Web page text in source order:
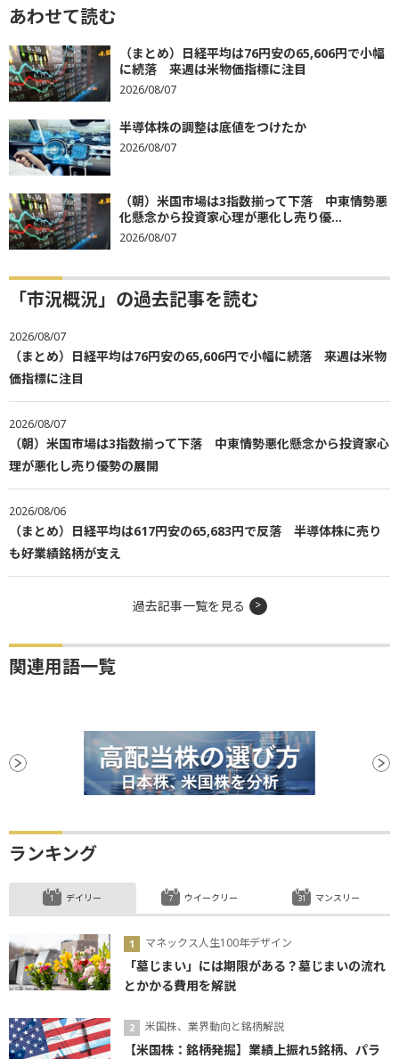
あわせて読む
（まとめ）日経平均は76円安の65,606円で小幅
に続落 来週は米物価指標に注目
2026/08/07
半導体株の調整は底値をつけたか
2026/08/07
（朝）米国市場は3指数揃って下落 中東情勢悪
化懸念から投資家心理が悪化し売り優...
2026/08/07
「市況概況」の過去記事を読む
2026/08/07
（まとめ）日経平均は76円安の65,606円で小幅に続落 来週は米物
価指標に注目
2026/08/07
（朝）米国市場は3指数揃って下落 中東情勢悪化懸念から投資家心
理が悪化し売り優勢の展開
2026/08/06
（まとめ）日経平均は617円安の65,683円で反落 半導体株に売り
も好業績銘柄が支え
過去記事一覧を見る
関連用語一覧
ランキング
デイリー
マネックス人生100年デザイン
「墓じまい」には期限がある？墓じまいの流れ
とかかる費用を解説
米国株、業界動向と銘柄解説
【米国株：銘柄発掘】業績上振れ5銘柄、パラ
ウイークリー マンスリー